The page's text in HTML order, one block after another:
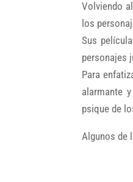
Volviendo
los
Sus
personajes
Para
alarmante
psique de
Algunos de